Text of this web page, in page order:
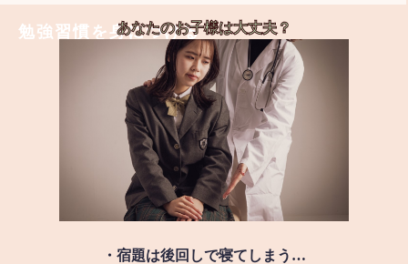
勉強習慣を身につける
あなたのお子様は大丈夫？
・宿題は後回しで寝てしまう…